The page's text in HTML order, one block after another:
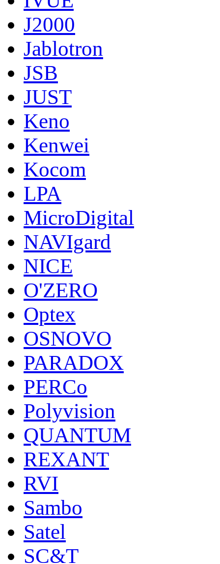
J2000
Jablotron
JSB
JUST
Keno
Kenwei
Kocom
LPA
MicroDigital
NAVIgard
NICE
O'ZERO
Optex
OSNOVO
PARADOX
PERCo
Polyvision
QUANTUM
REXANT
RVI
Sambo
Satel
SC&T